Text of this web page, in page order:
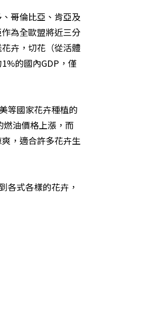
哥倫比亞、肯亞及
為全歐盟將近三分
卉，切花（從活體
的國內GDP，僅
等國家花卉種植的
燃油價格上漲，而
，適合許多花卉生
各式各樣的花卉，